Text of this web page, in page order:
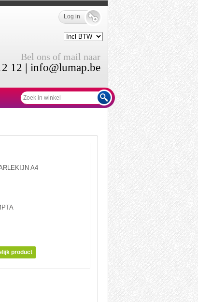
Log in
Bel ons of mail naar
12 | info@lumap.be
A4